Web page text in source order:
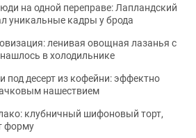
на одной переправе: Лапландский
уникальные кадры у брода
ленивая овощная лазанья с
в холодильнике
под десерт из кофейни: эффектно
нашествием
клубничный шифоновый торт,
форму